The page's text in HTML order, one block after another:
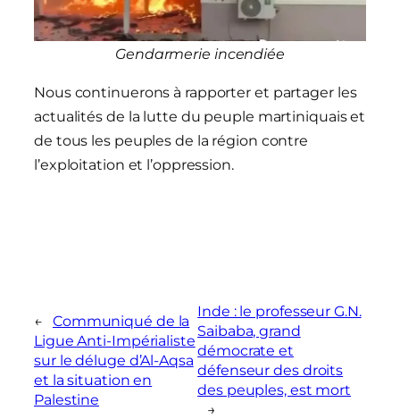
Gendarmerie incendiée
Nous continuerons à rapporter et partager les
actualités de la lutte du peuple martiniquais et
de tous les peuples de la région contre
l’exploitation et l’oppression.
←
Communiqué de la
Ligue Anti-Impérialiste
sur le déluge d’Al-Aqsa
et la situation en
Palestine
Inde : le professeur G.N.
Saibaba, grand
démocrate et
défenseur des droits
des peuples, est mort
→